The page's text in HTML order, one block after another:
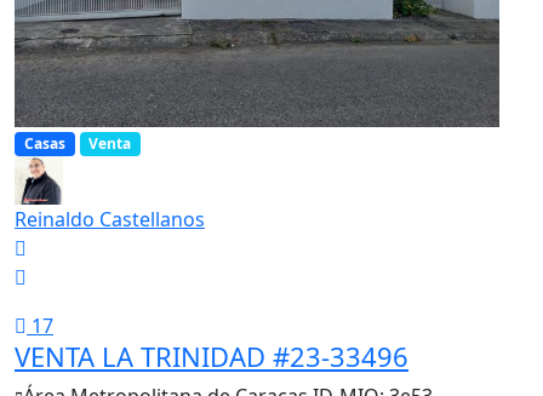
Casas Venta
Reinaldo Castellanos
17
VENTA LA TRINIDAD #23-33496